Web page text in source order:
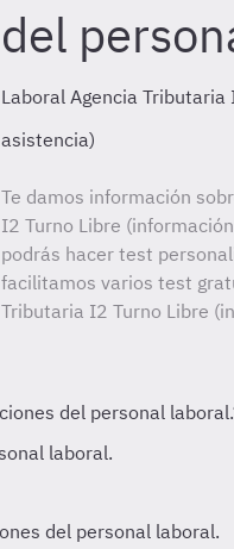
del
Laboral Agencia
asistencia)
Te damos información
I2 Turno Libre
podrás hacer test
facilitamos varios test
Tributaria I2 Turno Libre